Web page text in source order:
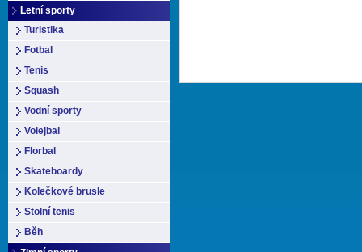
Letní sporty
Turistika
Fotbal
Tenis
Squash
Vodní sporty
Volejbal
Florbal
Skateboardy
Kolečkové brusle
Stolní tenis
Běh